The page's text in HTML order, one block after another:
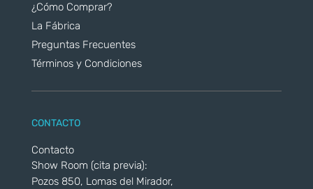
¿Cómo Comprar?
La Fábrica
Preguntas Frecuentes
Términos y Condiciones
CONTACTO
Contacto
Show Room (cita previa):
Pozos 850, Lomas del Mirador,